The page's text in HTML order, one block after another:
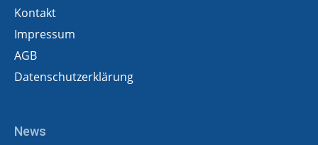
Kontakt
Impressum
AGB
Datenschutzerklärung
News